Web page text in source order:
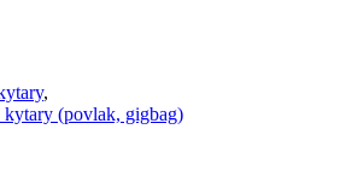
,
(povlak, gigbag)